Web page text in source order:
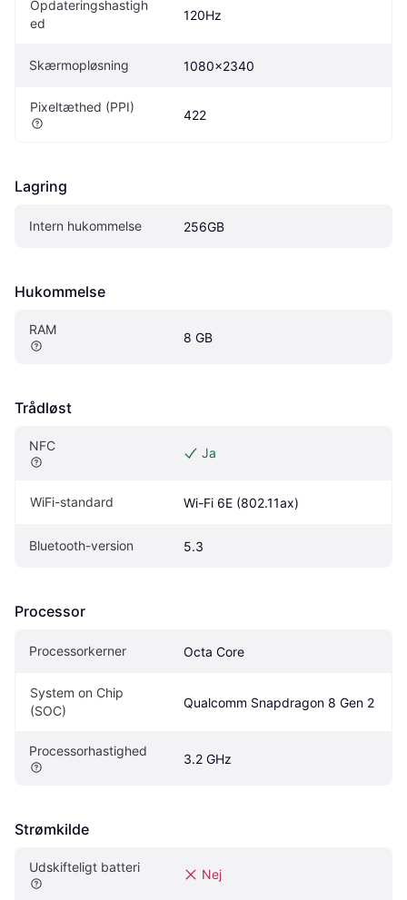
Opdateringshastigh
ed
120Hz
Skærmopløsning 1080x2340
Pixeltæthed (PPI)
422
Lagring
Intern hukommelse 256GB
Hukommelse
RAM
8 GB
Trådløst
NFC Ja
WiFi-standard Wi-Fi 6E (802.11ax)
Bluetooth-version 5.3
Processor
Processorkerner Octa Core
System on Chip
(SOC)
Qualcomm Snapdragon 8 Gen 2
Processorhastighed
3.2 GHz
Strømkilde
Udskifteligt batteri Nej